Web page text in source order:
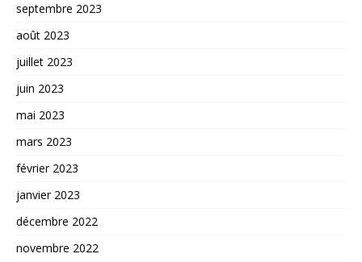
septembre 2023
août 2023
juillet 2023
juin 2023
mai 2023
mars 2023
février 2023
janvier 2023
décembre 2022
novembre 2022